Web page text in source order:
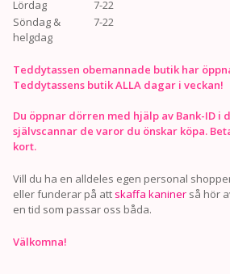
Lördag
7-22
Söndag &
helgdag
7-22
Teddytassen obemannade butik har
Teddytassens butik ALLA dagar i veckan!
Du öppnar dörren med hjälp av Bank-ID i
självscannar de varor du önskar köpa.
kort.
Vill du ha en alldeles egen personal
eller funderar på att skaffa kaniner så hör
en tid som passar oss båda.
Välkomna!